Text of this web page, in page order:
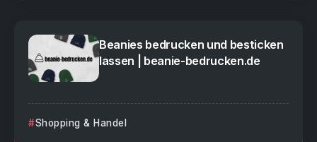
Beanies bedrucken und besticken
lassen | beanie-bedrucken.de
Shopping & Handel